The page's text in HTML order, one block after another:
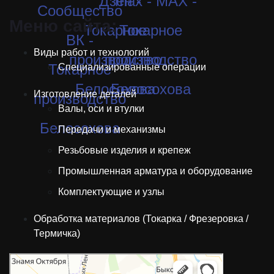
Меню сайта:
Виды работ и технологий
Специализированные операции
Изготовление деталей
Валы, оси и втулки
Передачи и механизмы
Резьбовые изделия и крепеж
Промышленная арматура и оборудование
Комплектующие и узлы
Обработка материалов (Токарка / Фрезеровка /
Термичка)